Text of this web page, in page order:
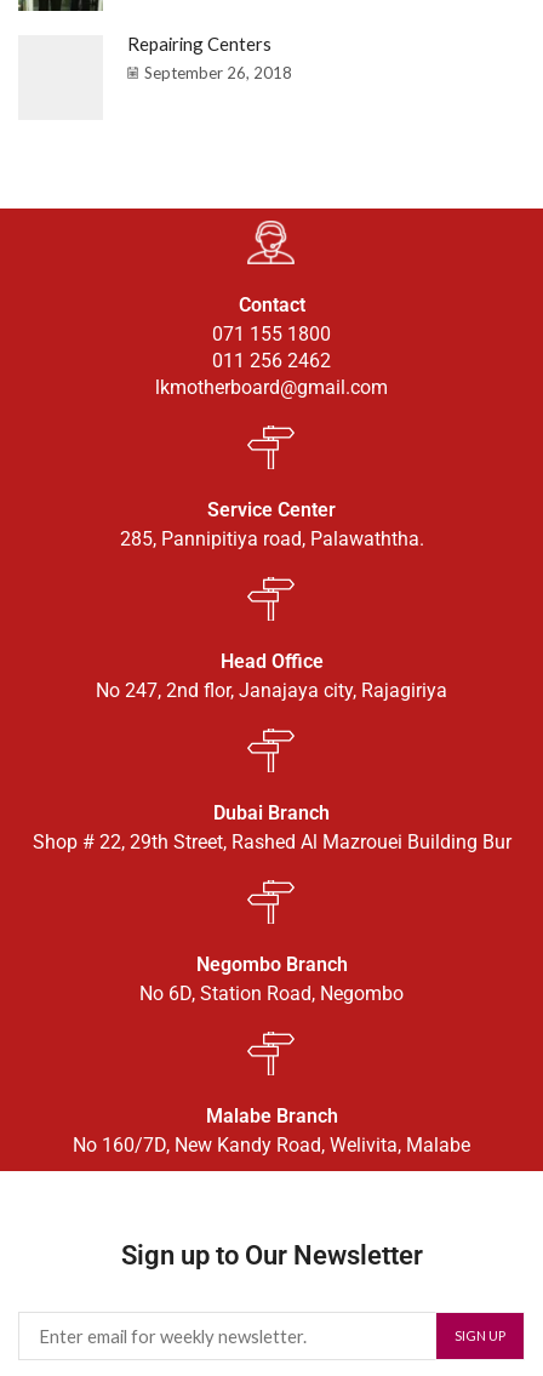
Repairing Centers
September 26, 2018
Contact
071 155 1800
011 256 2462
lkmotherboard@gmail.com
Service Center
285, Pannipitiya road, Palawaththa.
Head Office
No 247, 2nd flor, Janajaya city, Rajagiriya
Dubai Branch
Shop # 22, 29th Street, Rashed Al Mazrouei Building Bur
Negombo Branch
No 6D, Station Road, Negombo
Malabe Branch
No 160/7D, New Kandy Road, Welivita, Malabe
Sign up to Our Newsletter